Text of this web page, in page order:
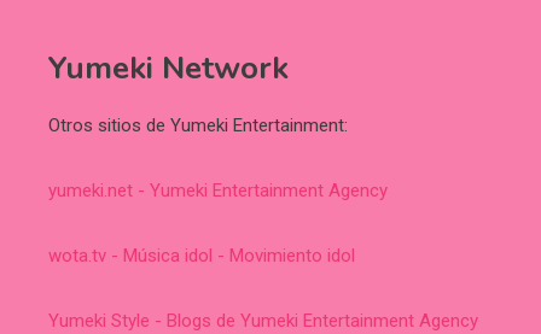
Yumeki Network
Otros sitios de Yumeki Entertainment:
yumeki.net - Yumeki Entertainment Agency
wota.tv - Música idol - Movimiento idol
Yumeki Style - Blogs de Yumeki Entertainment Agency